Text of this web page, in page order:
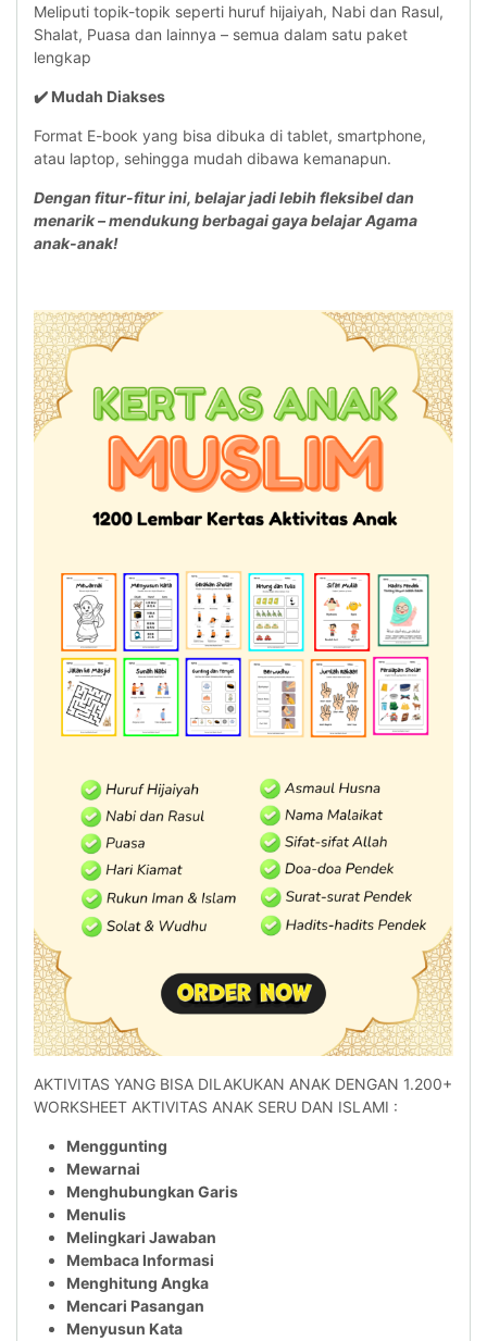
Meliputi topik-topik seperti huruf hijaiyah, Nabi dan Rasul,
Shalat, Puasa dan lainnya – semua dalam satu paket
lengkap
✔️ Mudah Diakses
Format E-book yang bisa dibuka di tablet, smartphone,
atau laptop, sehingga mudah dibawa kemanapun.
Dengan fitur-fitur ini, belajar jadi lebih fleksibel dan
menarik – mendukung berbagai gaya belajar Agama
anak-anak!
AKTIVITAS YANG BISA DILAKUKAN ANAK DENGAN 1.200+
WORKSHEET AKTIVITAS ANAK SERU DAN ISLAMI :
Menggunting
Mewarnai
Menghubungkan Garis
Menulis
Melingkari Jawaban
Membaca Informasi
Menghitung Angka
Mencari Pasangan
Menyusun Kata